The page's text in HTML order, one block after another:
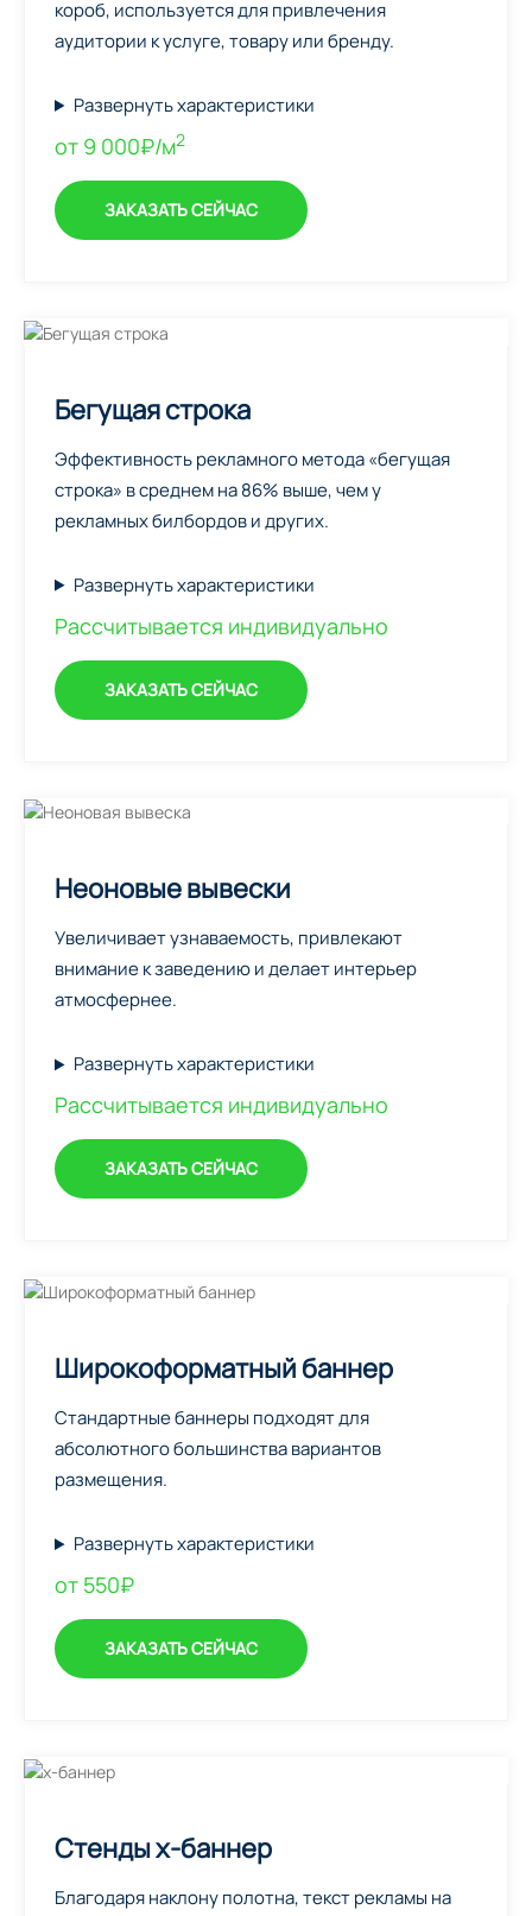
короб, используется для привлечения
аудитории к услуге, товару или бренду.
Развернуть характеристики
от 9 000₽/м2
ЗАКАЗАТЬ СЕЙЧАС
Бегущая строка
Эффективность рекламного метода «бегущая
строка» в среднем на 86% выше, чем у
рекламных билбордов и других.
Развернуть характеристики
Рассчитывается индивидуально
ЗАКАЗАТЬ СЕЙЧАС
Неоновые вывески
Увеличивает узнаваемость, привлекают
внимание к заведению и делает интерьер
атмосфернее.
Развернуть характеристики
Рассчитывается индивидуально
ЗАКАЗАТЬ СЕЙЧАС
Широкоформатный баннер
Стандартные баннеры подходят для
абсолютного большинства вариантов
размещения.
Развернуть характеристики
от 550₽
ЗАКАЗАТЬ СЕЙЧАС
Стенды х-баннер
Благодаря наклону полотна, текст рекламы на